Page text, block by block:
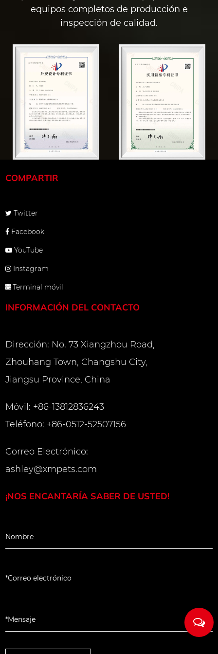
mascotas.
El material de
la fibra Kevlar
para razas de
y el sistema de
del diseño
impulsa
de uso a través de
viaje" La última
de superficie ha
mantiene la cuerda
y el tejido de 360
de 3 m garantiza
de 50 metros para
de la cuerda
de resistencia de las
tratadas todavía está
industriales" La
controla el ángulo
del diámetro de
grado de aviación se
giratorio de acero
girar 100,000 veces
equipos completos de producción e
inspección de calidad.
COMPARTIR
Twitter
Facebook
YouTube
Instagram
Terminal móvil
INFORMACIÓN DEL CONTACTO
Dirección: No. 73 Xiangzhou Road,
Zhouhang Town, Changshu City,
Jiangsu Province, China
Móvil: +86-13812836243
Teléfono: +86-0512-52507156
Correo Electrónico:
ashley@xmpets.com
¡NOS ENCANTARÍA SABER DE USTED!